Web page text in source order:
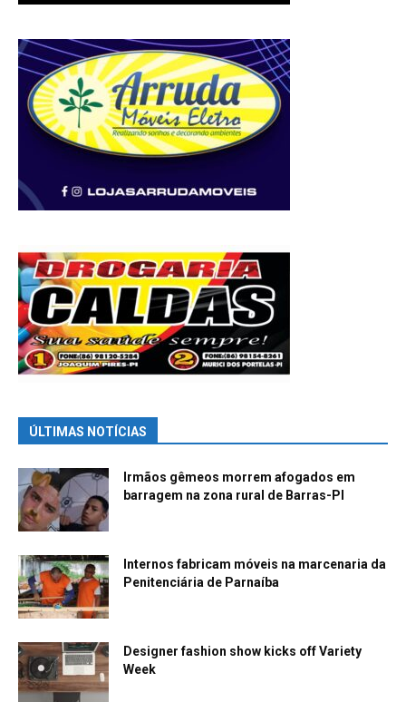
ÚLTIMAS NOTÍCIAS
Irmãos gêmeos morrem afogados em
barragem na zona rural de Barras-PI
Internos fabricam móveis na marcenaria da
Penitenciária de Parnaíba
Designer fashion show kicks off Variety
Week